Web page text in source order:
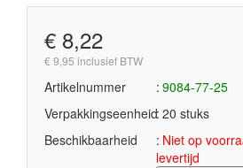
€ 8,22
€ 9,95 inclusief BTW
Artikelnummer
9084-77-25
Verpakkingseenheid 20 stuks
Beschikbaarheid
Niet op
levertijd